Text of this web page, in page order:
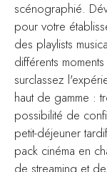
scénographié.
pour votre
des playlists
différents
surclassez
haut de gamme :
possibilité de
petit-déjeuner
pack cinéma en
de streaming et